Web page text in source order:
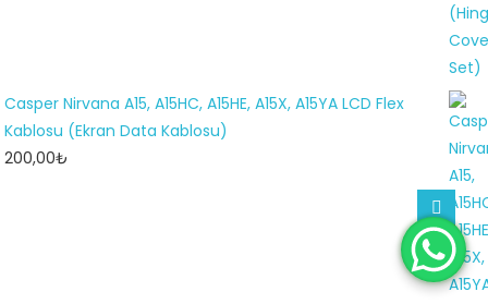
Casper Nirvana A15, A15HC, A15HE, A15X, A15YA LCD Flex
Kablosu (Ekran Data Kablosu)
200,00₺